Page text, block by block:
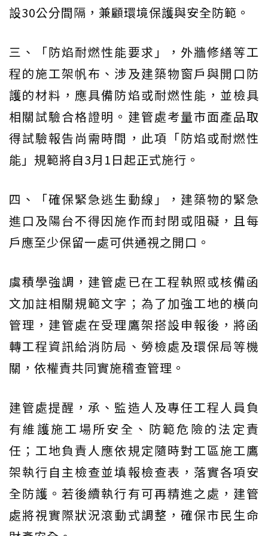
設30公分間隔，兼顧環境保護與安全防範。
三、「防焰耐燃性能要求」，外牆修繕等工
程的施工架帆布、涉及建築物窗戶與開口防
護的材料，應具備防焰或耐燃性能，並檢具
相關試驗合格證明。建管處考量市面產品取
得試驗報告尚需時間，此項「防焰或耐燃性
能」規範將自3月1日起正式施行。
四、「確保緊急逃生動線」，建築物的緊急
進口及陽台不得因施作而封閉或阻礙，且每
戶應至少保留一處可供通視之開口。
虞積學強調，建管處已在工程執照或核備函
文加註相關規範文字；為了加強工地的橫向
管理，建管處在受理鷹架搭設申報後，將函
轉工程資訊給消防局、勞檢處及環保局等機
關，依權責共同實施稽查管理。
建管處提醒，承、監造人及專任工程人員負
有維護施工場所安全、防範危險的法定責
任；工地負責人應依規定隨時對工區施工鷹
架執行自主檢查並填報檢查表，落實各項安
全防護。若後續執行有可再精進之處，建管
處將視實際狀況滾動式調整，確保市民生命